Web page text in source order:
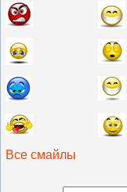
Все смайлы